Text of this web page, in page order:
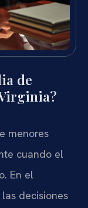
de
menores
cuando el
En el
decisiones